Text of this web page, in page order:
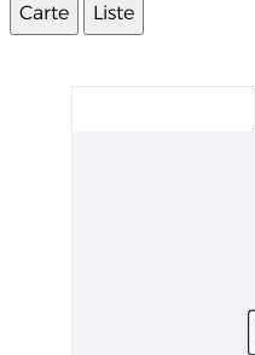
Carte Liste